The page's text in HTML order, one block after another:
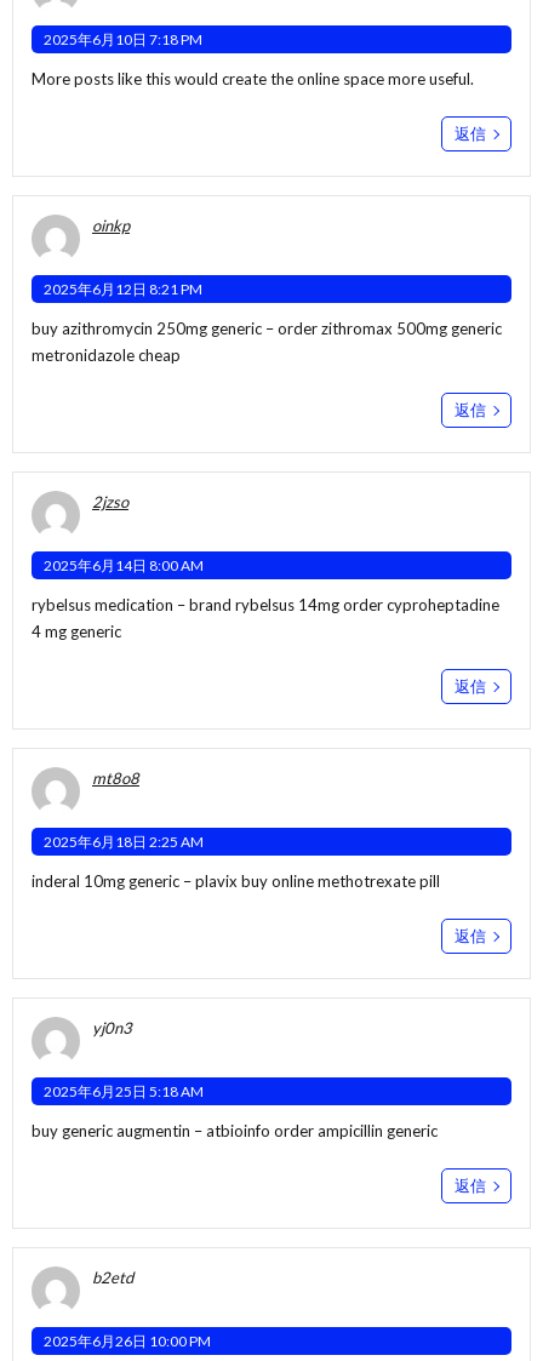
2025年6月10日 7:18 PM
More posts like this would create the online space more useful.
返信
oinkp
2025年6月12日 8:21 PM
buy azithromycin 250mg generic –order zithromax 500mg generic
metronidazole cheap
返信
2jzso
2025年6月14日 8:00 AM
rybelsus medication –brand rybelsus 14mgorder cyproheptadine
4 mg generic
返信
mt8o8
2025年6月18日 2:25 AM
inderal 10mg generic –plavix buy onlinemethotrexate pill
返信
yj0n3
2025年6月25日 5:18 AM
buy generic augmentin –atbioinfo order ampicillin generic
返信
b2etd
2025年6月26日 10:00 PM